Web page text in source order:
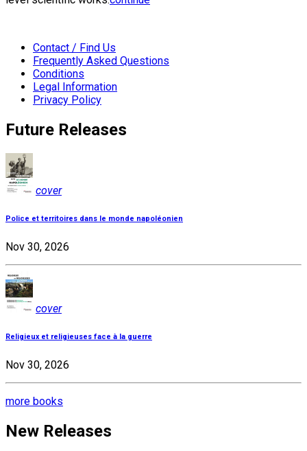
Contact / Find Us
Frequently Asked Questions
Conditions
Legal Information
Privacy Policy
Future Releases
cover
Police et territoires dans le monde napoléonien
Nov 30, 2026
cover
Religieux et religieuses face à la guerre
Nov 30, 2026
more books
New Releases